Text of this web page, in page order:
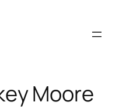
Moore